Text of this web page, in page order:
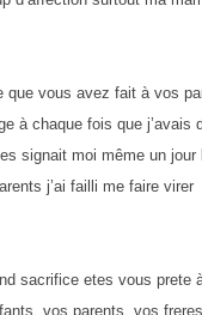
que vous avez fait à vos
à chaque fois que j’avais
signait moi même un jour
j’ai failli me faire virer
sacrifice etes vous prete
vos parents, vos